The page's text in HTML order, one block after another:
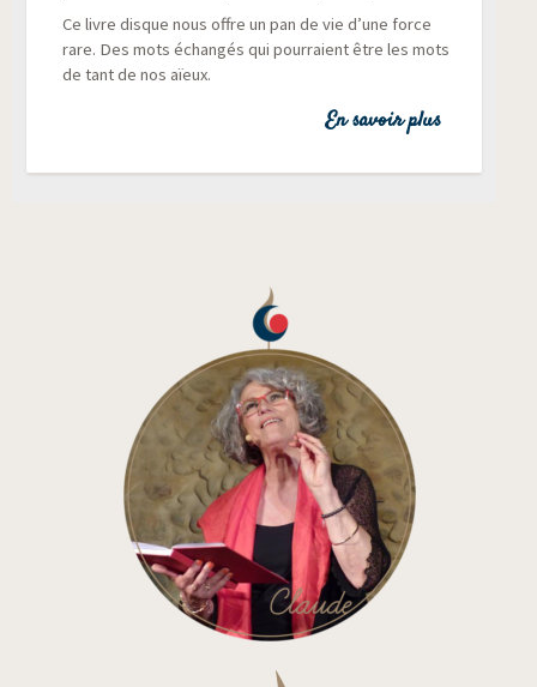
Ce livre disque nous offre un pan de vie d’une force
rare. Des mots échan­gés qui pour­raient être les mots
de tant de nos aïeux.
En savoir plus